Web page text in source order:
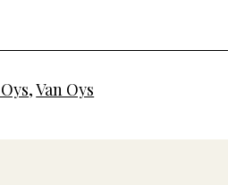
,Van Oys